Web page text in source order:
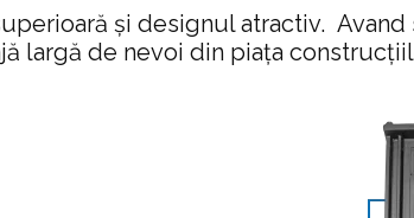
și designul atractiv.
largă de nevoi din piața